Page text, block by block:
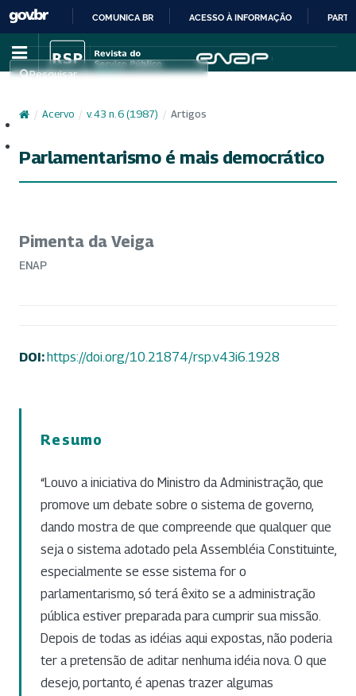
IR
PARA
CONTEÚDO
COMUNICA BR ACESSO À INFORMAÇÃO
Pesquisar
/ Acervo / v. 43 n. 6 (1987) / Artigos
Parlamentarismo é mais democrático
Pimenta da Veiga
ENAP
DOI:https://doi.org/10.21874/rsp.v43i6.1928
Resumo
“Louvo a iniciativa do Ministro da Administração, que
promove um debate sobre o sistema de governo,
dando mostra de que compreende que qualquer que
seja o sistema adotado pela Assembléia Constituinte,
especialmente se esse sistema for o
parlamentarismo, só terá êxito se a administração
pública estiver preparada para cumprir sua missão.
Depois de todas as idéias aqui expostas, não poderia
ter a pretensão de aditar nenhuma idéia nova. O que
desejo, portanto, é apenas trazer algumas